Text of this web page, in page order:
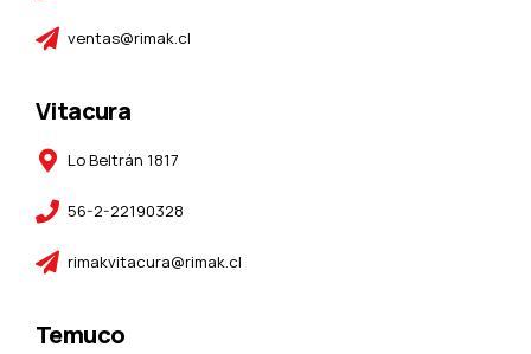
ventas@rimak.cl
Vitacura
Lo Beltrán 1817
56-2-22190328
rimakvitacura@rimak.cl
Temuco